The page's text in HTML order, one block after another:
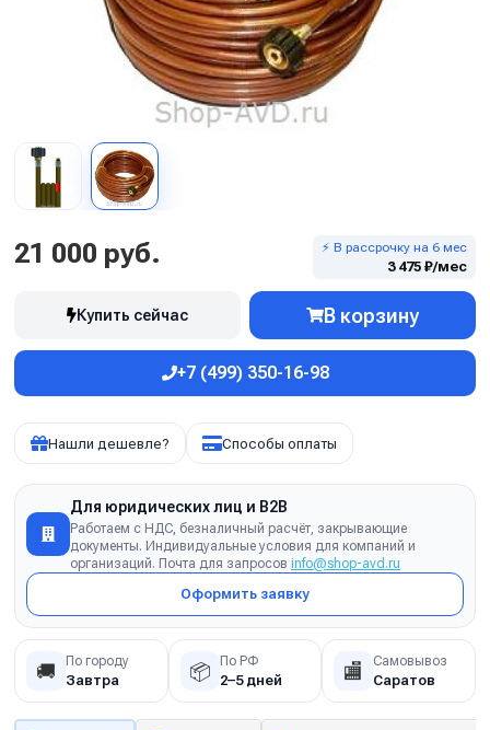
21 000 руб. ⚡ В рассрочку на 6 мес
3 475 ₽/мес
Купить сейчас В корзину
+7 (499) 350-16-98
Нашли дешевле? Способы оплаты
Для юридических лиц и B2B
Работаем с НДС, безналичный расчёт, закрывающие
документы. Индивидуальные условия для компаний и
организаций. Почта для запросов info@shop-avd.ru
Оформить заявку
🚚 По городу
Завтра 📦 По РФ
2–5 дней 🏬 Самовывоз
Саратов